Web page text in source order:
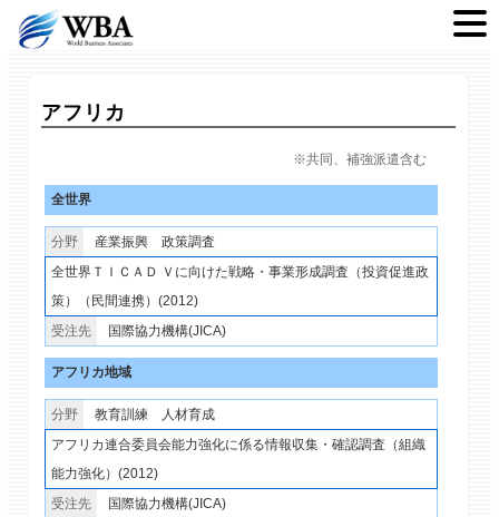
アフリカ
※共同、補強派遣含む
全世界
産業振興 政策調査
全世界ＴＩＣＡＤ Ｖに向けた戦略・事業形成調査（投資促進政
策）（民間連携）(2012)
国際協力機構(JICA)
アフリカ地域
教育訓練
人材育成
アフリカ連合委員会能力強化に係る情報収集・確認調査（組織
能力強化）(2012)
国際協力機構(JICA)